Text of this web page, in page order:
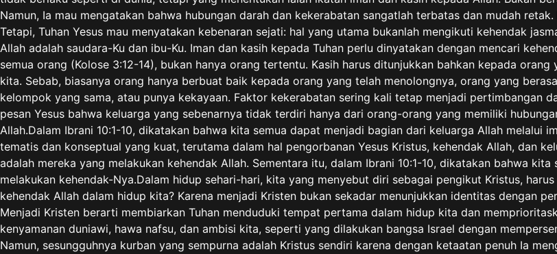
Namun, Ia mau mengatakan bahwa hubungan darah dan kekerabatan sangatlah terbatas dan mudah
Tetapi, Tuhan Yesus mau menyatakan kebenaran sejati: hal yang utama bukanlah mengikuti kehendak
Allah adalah saudara-Ku dan ibu-Ku. Iman dan kasih kepada Tuhan perlu dinyatakan dengan mencari
semua orang (Kolose 3:12-14), bukan hanya orang tertentu. Kasih harus ditunjukkan bahkan kepada
kita. Sebab, biasanya orang hanya berbuat baik kepada orang yang telah menolongnya, orang yang
kelompok yang sama, atau punya kekayaan. Faktor kekerabatan sering kali tetap menjadi pertimbangan
pesan Yesus bahwa keluarga yang sebenarnya tidak terdiri hanya dari orang-orang yang memiliki
Allah.Dalam Ibrani 10:1-10, dikatakan bahwa kita semua dapat menjadi bagian dari keluarga Allah melalui
tematis dan konseptual yang kuat, terutama dalam hal pengorbanan Yesus Kristus, kehendak Allah, dan
adalah mereka yang melakukan kehendak Allah. Sementara itu, dalam Ibrani 10:1-10, dikatakan bahwa
melakukan kehendak-Nya.Dalam hidup sehari-hari, kita yang menyebut diri sebagai pengikut Kristus,
kehendak Allah dalam hidup kita? Karena menjadi Kristen bukan sekadar menunjukkan identitas dengan
Menjadi Kristen berarti membiarkan Tuhan menduduki tempat pertama dalam hidup kita dan
kenyamanan duniawi, hawa nafsu, dan ambisi kita, seperti yang dilakukan bangsa Israel dengan
Namun, sesungguhnya kurban yang sempurna adalah Kristus sendiri karena dengan ketaatan penuh Ia